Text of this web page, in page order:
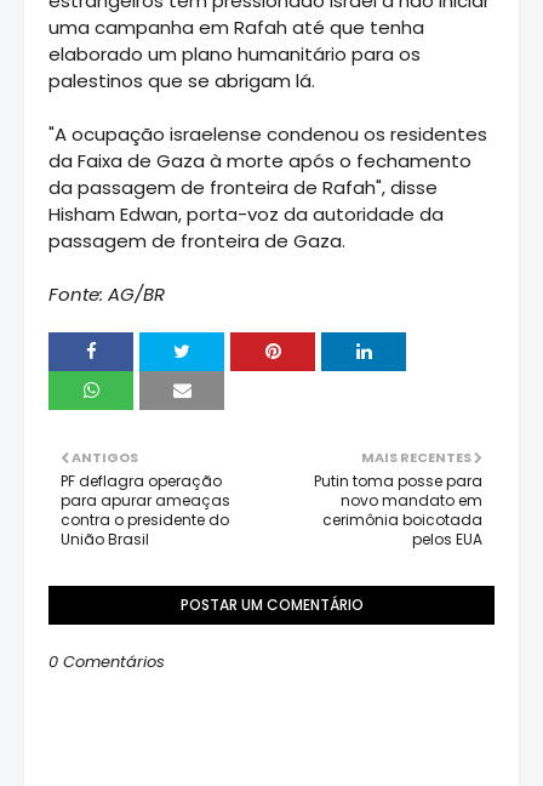
uma campanha em Rafah até que tenha
elaborado um plano humanitário para os
palestinos que se abrigam lá.
"A ocupação israelense condenou os residentes
da Faixa de Gaza à morte após o fechamento
da passagem de fronteira de Rafah", disse
Hisham Edwan, porta-voz da autoridade da
passagem de fronteira de Gaza.
Fonte: AG/BR
MAIS RECENTES
Putin toma posse para
novo mandato em
cerimônia boicotada
pelos EUA
ANTIGOS
PF deflagra operação
para apurar ameaças
contra o presidente do
União Brasil
POSTAR UM COMENTÁRIO
0 Comentários